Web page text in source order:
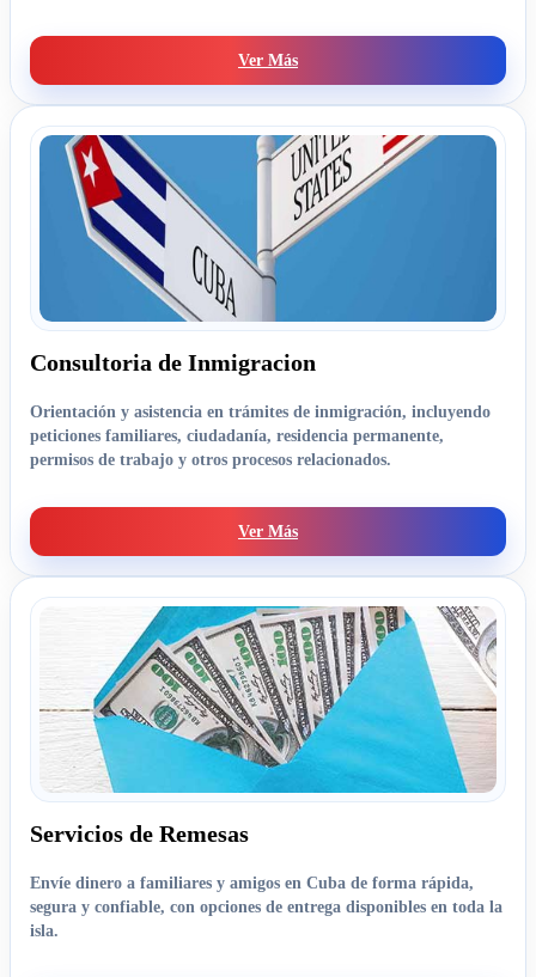
Ver Más
Consultoria de Inmigracion
Orientación y asistencia en trámites de inmigración, incluyendo
peticiones familiares, ciudadanía, residencia permanente,
permisos de trabajo y otros procesos relacionados.
Ver Más
Servicios de Remesas
Envíe dinero a familiares y amigos en Cuba de forma rápida,
segura y confiable, con opciones de entrega disponibles en toda la
isla.